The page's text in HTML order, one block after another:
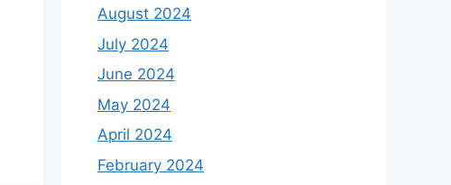
August 2024
July 2024
June 2024
May 2024
April 2024
February 2024